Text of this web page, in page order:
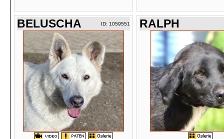
BELUSCHA ID: 1059551 RALPH